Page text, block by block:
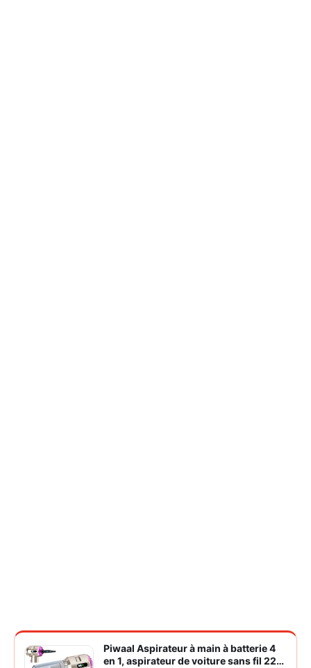
Piwaal Aspirateur à main à batterie 4
en 1, aspirateur de voiture sans fil 22